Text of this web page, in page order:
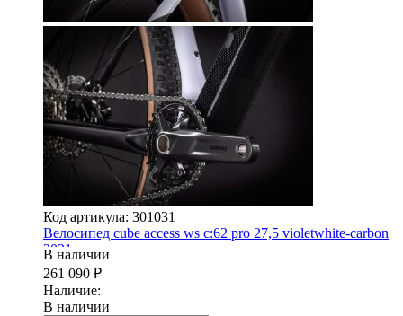
Код артикула: 301031
Велосипед cube access ws c:62 pro 27,5 violetwhite-carbon
2021
В наличии
261 090 ₽
Наличие:
В наличии